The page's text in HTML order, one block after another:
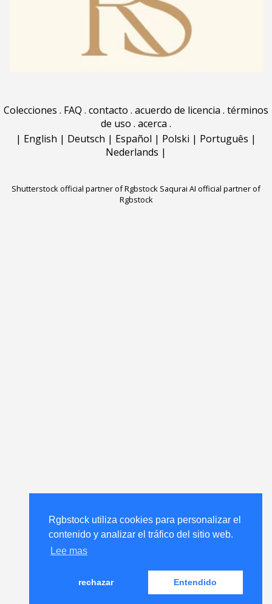
Rgbstock utiliza cookies para personalizar el
contenido y analizar el tráfico del sitio web.
Lee mas
rechazar Entendido
Colecciones . FAQ . contacto . acuerdo de licencia . términos
de uso . acerca .
| English | Deutsch | Español | Polski | Português |
Nederlands |
Shutterstock official partner of Rgbstock Saqurai AI official partner of
Rgbstock